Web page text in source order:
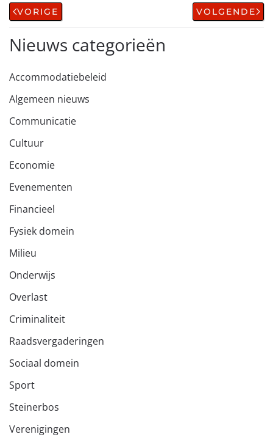
VORIGE VOLGENDE
Nieuws categorieën
Accommodatiebeleid
Algemeen nieuws
Communicatie
Cultuur
Economie
Evenementen
Financieel
Fysiek domein
Milieu
Onderwijs
Overlast
Criminaliteit
Raadsvergaderingen
Sociaal domein
Sport
Steinerbos
Verenigingen